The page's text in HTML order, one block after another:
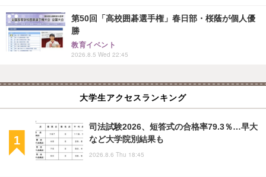
第50回「高校囲碁選手権」春日部・桜蔭が個人優
勝
教育イベント
2026.8.5 Wed 22:45
大学生アクセスランキング
司法試験2026、短答式の合格率79.3％…早大
など大学院別結果も
2026.8.6 Thu 18:45